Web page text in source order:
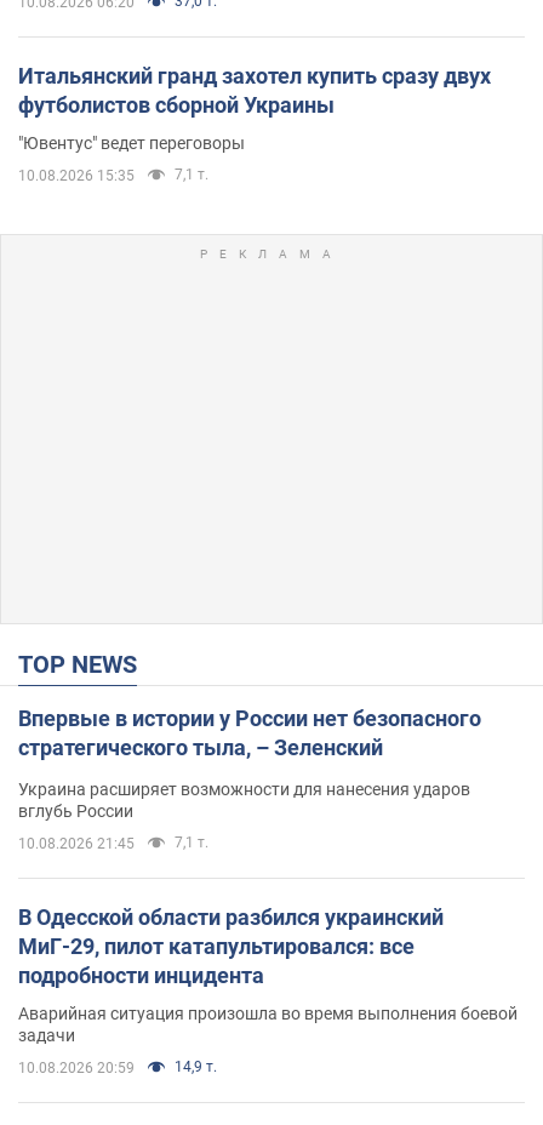
Итальянский гранд захотел купить сразу двух
футболистов сборной Украины
"Ювентус" ведет переговоры
10.08.2026 15:35 7,1 т.
TOP NEWS
Впервые в истории у России нет безопасного
стратегического тыла, – Зеленский
Украина расширяет возможности для нанесения ударов
вглубь России
10.08.2026 21:45 7,1 т.
В Одесской области разбился украинский
МиГ-29, пилот катапультировался: все
подробности инцидента
Аварийная ситуация произошла во время выполнения боевой
задачи
10.08.2026 20:59 14,9 т.